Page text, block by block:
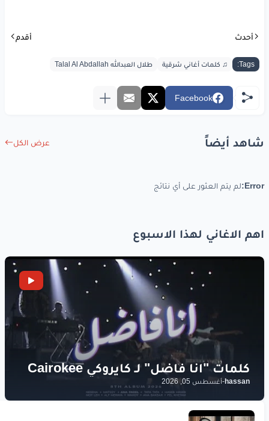
أحدث أقدم
Tags: ♫ كلمات أغاني شرقية طلال العبدالله Talal Al Abdallah
Facebook
شاهد أيضاً عرض الكل
Error: لم يتم العثور على أي نتائج
اهم الاغاني لهذا الاسبوع
hassan
-أغسطس 05, 2026